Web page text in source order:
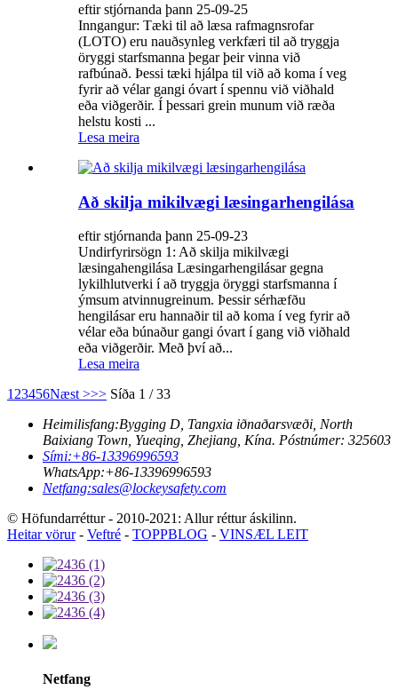
eftir stjórnanda þann 25-09-25
Inngangur: Tæki til að læsa rafmagnsrofar
(LOTO) eru nauðsynleg verkfæri til að tryggja
öryggi starfsmanna þegar þeir vinna við
rafbúnað. Þessi tæki hjálpa til við að koma í veg
fyrir að vélar gangi óvart í spennu við viðhald
eða viðgerðir. Í þessari grein munum við ræða
helstu kosti ...
Lesa meira
Að skilja mikilvægi læsingarhengilása
eftir stjórnanda þann 25-09-23
Undirfyrirsögn 1: Að skilja mikilvægi
læsingahengilása Læsingarhengilásar gegna
lykilhlutverki í að tryggja öryggi starfsmanna í
ýmsum atvinnugreinum. Þessir sérhæfðu
hengilásar eru hannaðir til að koma í veg fyrir að
vélar eða búnaður gangi óvart í gang við viðhald
eða viðgerðir. Með því að...
Lesa meira
1 23456Næst >>> Síða 1 / 33
Heimilisfang:Bygging D, Tangxia iðnaðarsvæði, North
Baixiang Town, Yueqing, Zhejiang, Kína. Póstnúmer: 325603
Sími:+86-13396996593
WhatsApp:+86-13396996593
Netfang:sales@lockeysafety.com
© Höfundarréttur - 2010-2021: Allur réttur áskilinn.
Heitar vörur- Veftré - TOPPBLOG - VINSÆL LEIT
Netfang